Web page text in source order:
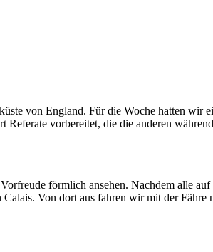
von England. Für die Woche hatten wir
vorbereitet, die die anderen
förmlich ansehen. Nachdem alle
Von dort aus fahren wir mit der Fähre